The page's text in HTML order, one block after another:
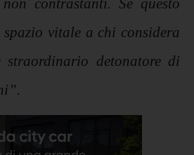
vitale a chi considera
straordinario detonatore di